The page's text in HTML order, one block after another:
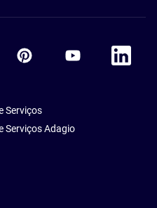
Accor Youtube
Accor
Serviços
Serviços Adagio